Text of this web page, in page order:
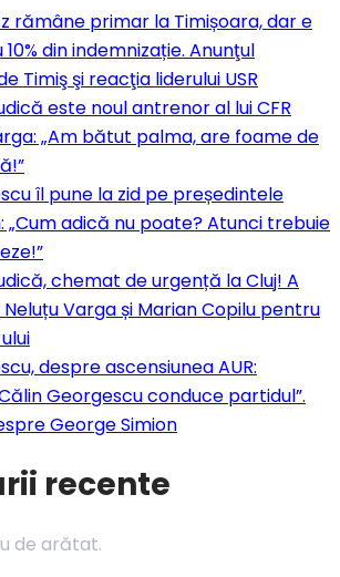
rămâne primar la Timișoara, dar e
din indemnizație. Anunţul
Timiş şi reacţia liderului USR
este noul antrenor al lui CFR
„Am bătut palma, are foame de
îl pune la zid pe președintele
„Cum adică nu poate? Atunci trebuie
chemat de urgență la Cluj! A
Varga și Marian Copilu pentru
despre ascensiunea AUR:
Georgescu conduce partidul”.
George Simion
recente
de arătat.